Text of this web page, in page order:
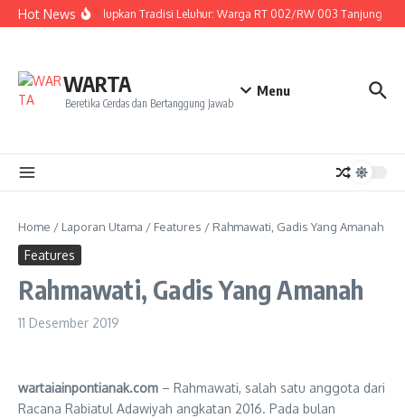
Lewati ke konten
Hot NewsMenghidupkan Tradisi Leluhur: Warga RT 002/RW 003 Tanjung
WARTA
Beretika Cerdas dan Bertanggung Jawab
Menu
Home / Laporan Utama / Features / Rahmawati, Gadis Yang Amanah
Features
Rahmawati, Gadis Yang Amanah
11 Desember 2019
wartaiainpontianak.com – Rahmawati, salah satu anggota dari
Racana Rabiatul Adawiyah angkatan 2016. Pada bulan